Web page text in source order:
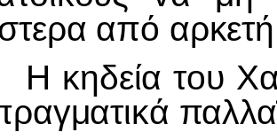
από
τoυ